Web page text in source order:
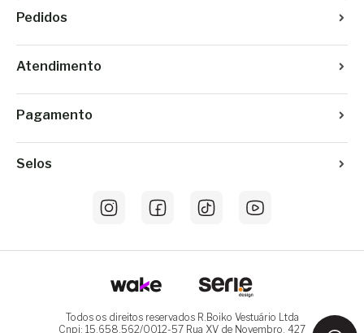
Pedidos
Atendimento
Pagamento
Selos
Todos os direitos reservados R.Boiko Vestuário Ltda
Cnpj: 15.658.562/0012-57 Rua XV de Novembro, 427